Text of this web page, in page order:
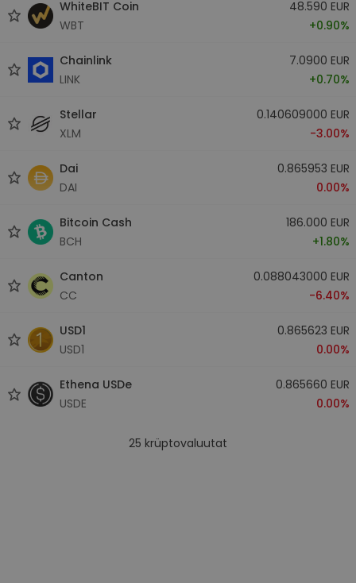
WhiteBIT Coin
WBT
48.590 EUR
+0.90%
Chainlink
LINK
7.0900 EUR
+0.70%
Stellar
XLM
0.140609000 EUR
-3.00%
Dai
DAI
0.865953 EUR
0.00%
Bitcoin Cash
BCH
186.000 EUR
+1.80%
Canton
CC
0.088043000 EUR
-6.40%
USD1
USD1
0.865623 EUR
0.00%
Ethena USDe
USDE
0.865660 EUR
0.00%
25 krüptovaluutat